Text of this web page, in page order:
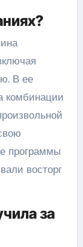
В ее
комбинации
программы
восторг
за